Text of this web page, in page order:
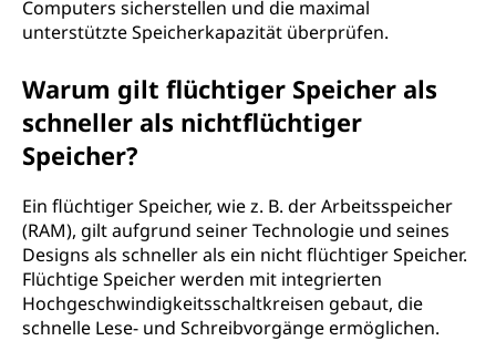
Computers sicherstellen und die maximal
unterstützte Speicherkapazität überprüfen.
Warum gilt flüchtiger Speicher als
schneller als nichtflüchtiger
Speicher?
Ein flüchtiger Speicher, wie z. B. der Arbeitsspeicher
(RAM), gilt aufgrund seiner Technologie und seines
Designs als schneller als ein nicht flüchtiger Speicher.
Flüchtige Speicher werden mit integrierten
Hochgeschwindigkeitsschaltkreisen gebaut, die
schnelle Lese- und Schreibvorgänge ermöglichen.